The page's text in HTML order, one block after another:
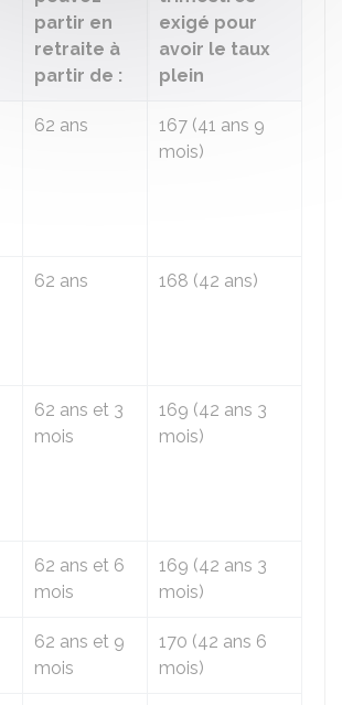
partir en
retraite à
partir de :
exigé pour
avoir le taux
plein
62 ans
167 (41 ans 9
mois)
62 ans 168 (42 ans)
62 ans et 3
mois
169 (42 ans 3
mois)
62 ans et 6
mois
169 (42 ans 3
mois)
62 ans et 9
mois
170 (42 ans 6
mois)